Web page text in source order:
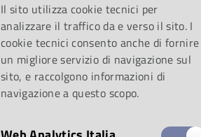
Il sito utilizza cookie tecnici per
analizzare il traffico da e verso il sito. I
cookie tecnici consento anche di fornire
un migliore servizio di navigazione sul
sito, e raccolgono informazioni di
navigazione a questo scopo.